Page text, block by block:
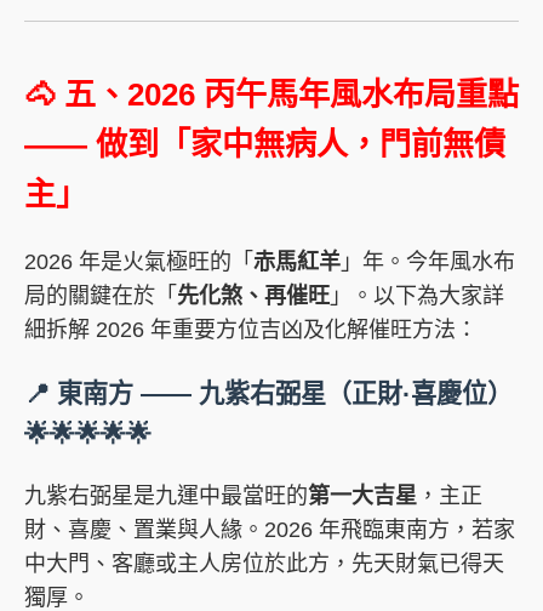
🐴 五、2026 丙午馬年風水布局重點
—— 做到「家中無病人，門前無債
主」
2026 年是火氣極旺的「 赤馬紅羊 」年。今年風水布
局的關鍵在於「 先化煞、再催旺 」。以下為大家詳
細拆解 2026 年重要方位吉凶及化解催旺方法：
📍 東南方 —— 九紫右弼星（正財·喜慶位）
🌟🌟🌟🌟🌟
九紫右弼星是九運中最當旺的第一大吉星 ，主正
財、喜慶、置業與人緣。2026 年飛臨東南方，若家
中大門、客廳或主人房位於此方，先天財氣已得天
獨厚。